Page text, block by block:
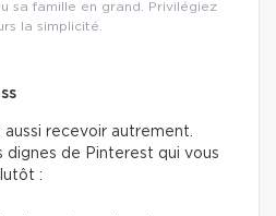
sa famille en grand. Privilégiez
la simplicité.
aussi recevoir autrement.
dignes de Pinterest qui vous
: